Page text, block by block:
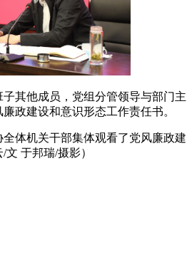
其他成员，党组分管领导与部门主
政建设和意识形态工作责任书。
体机关干部集体观看了党风廉政建
/文 于邦瑞/摄影）